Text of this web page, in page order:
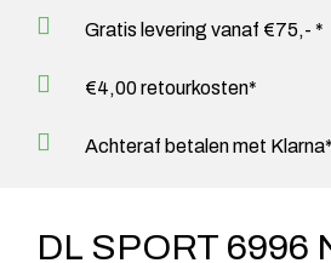
Gratis levering vanaf €75,- *
€4,00 retourkosten*
Achteraf betalen met Klarna*
DL SPORT 6996